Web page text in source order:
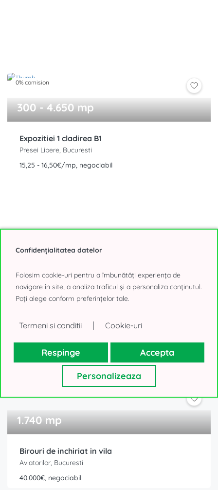
0% comision
300 - 4.650 mp
Expozitiei 1 cladirea B1
Presei Libere, Bucuresti
15,25 - 16,50€/mp, negociabil
(283 oferte)
Alege sediul intr-o Vila
Iti gasim sediul potrivit intr-o vila din Bucuresti pentru consolidarea
1.740 mp
Birouri de inchiriat in vila
Aviatorilor, Bucuresti
40.000€, negociabil
Confidențialitatea datelor
Folosim cookie-uri pentru a îmbunătăți experiența de
navigare în site, a analiza traficul și a personaliza conținutul.
Poți alege conform preferințelor tale.
Termeni si conditii | Cookie-uri
Respinge Accepta
Personalizeaza